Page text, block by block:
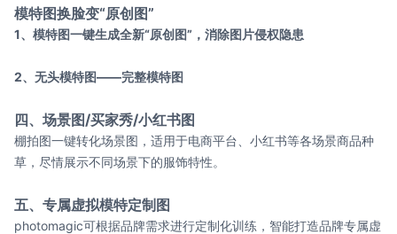
模特图换脸变“原创图”
1、模特图一键生成全新“原创图”，消除图片侵权隐患
2、无头模特图——完整模特图
四、场景图/买家秀/小红书图
棚拍图一键转化场景图，适用于电商平台、小红书等各场景商品种
草，尽情展示不同场景下的服饰特性。
五、专属虚拟模特定制图
photomagic可根据品牌需求进行定制化训练，智能打造品牌专属虚